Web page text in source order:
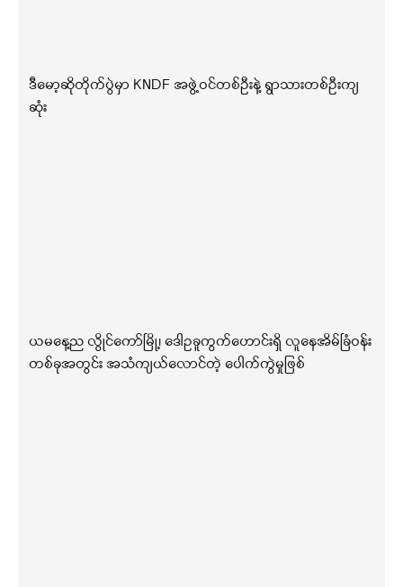
ဒီမော့ဆိုတိုက်ပွဲမှာ KNDF အဖွဲ့ဝင်တစ်ဦးနဲ့ ရွာသားတစ်ဦးကျ
ဆုံး
ယမနေ့ည လွိုင်ကော်မြို့၊ ဒေါဥခူကွက်ဟောင်းရှိ လူနေအိမ်ခြံဝန်း
တစ်ခုအတွင်း အသံကျယ်လောင်တဲ့ ပေါက်ကွဲမှုဖြစ်